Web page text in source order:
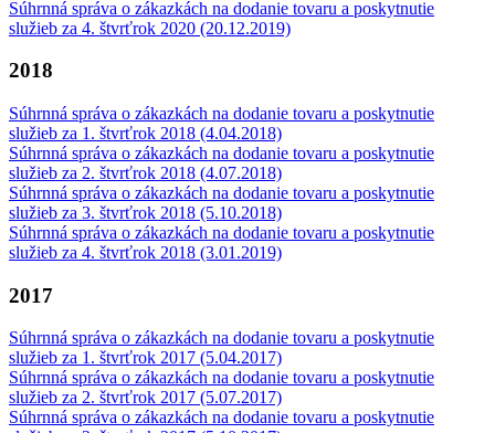
Súhrnná správa o zákazkách na dodanie tovaru a poskytnutie
služieb za 4. štvrťrok 2020 (20.12.2019)
2018
Súhrnná správa o zákazkách na dodanie tovaru a poskytnutie
služieb za 1. štvrťrok 2018 (4.04.2018)
Súhrnná správa o zákazkách na dodanie tovaru a poskytnutie
služieb za 2. štvrťrok 2018 (4.07.2018)
Súhrnná správa o zákazkách na dodanie tovaru a poskytnutie
služieb za 3. štvrťrok 2018 (5.10.2018)
Súhrnná správa o zákazkách na dodanie tovaru a poskytnutie
služieb za 4. štvrťrok 2018 (3.01.2019)
2017
Súhrnná správa o zákazkách na dodanie tovaru a poskytnutie
služieb za 1. štvrťrok 2017 (5.04.2017)
Súhrnná správa o zákazkách na dodanie tovaru a poskytnutie
služieb za 2. štvrťrok 2017 (5.07.2017)
Súhrnná správa o zákazkách na dodanie tovaru a poskytnutie